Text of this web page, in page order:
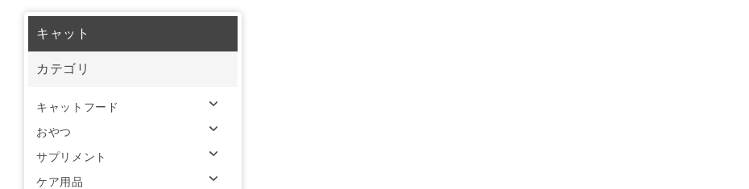
キャット
カテゴリ
キャットフード
おやつ
サプリメント
ケア用品